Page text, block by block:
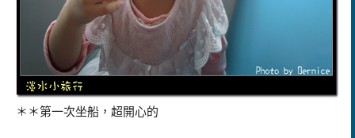
＊＊第一次坐船，超開心的